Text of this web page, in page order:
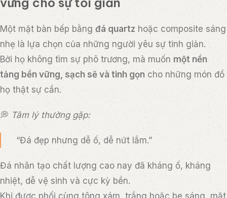
Một mặt bàn bếp bằng đá quartz hoặc composite sáng
nhẹ là lựa chọn của những người yêu sự tinh giản.
Bởi họ không tìm sự phô trương, mà muốnmột nền
tảng bền vững, sạch sẽ và tinh gọncho những món đồ
họ thật sự cần.
💭 Tâm lý thường gặp:
“Đá đẹp nhưng dễ ố, dễ nứt lắm.”
Đá nhân tạo chất lượng cao nay đã kháng ố, kháng
nhiệt, dễ vệ sinh và cực kỳ bền.
Khi được phối cùng tông xám, trắng hoặc be sáng, mặt